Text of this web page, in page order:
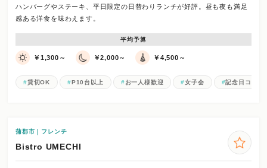
ハンバーグやステーキ、平日限定の日替わりランチが好評。昼も夜も満足
感ある洋食を味わえます。
平均予算
￥1,300～ ￥2,000～ ￥4,500～
貸切OK P10台以上 お一人様歓迎 女子会 記念日コース
蒲郡市｜フレンチ
Bistro UMECHI